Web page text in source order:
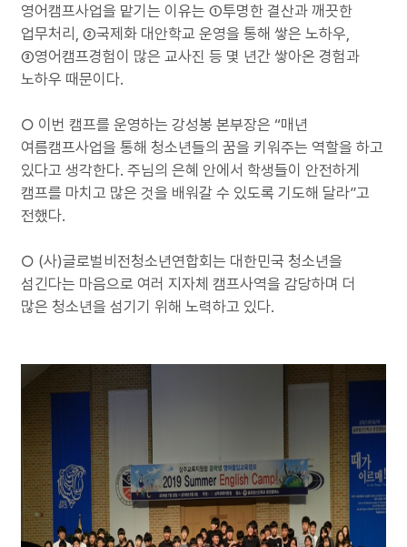
영어캠프사업을 맡기는 이유는 ①투명한 결산과 깨끗한
업무처리, ②국제화 대안학교 운영을 통해 쌓은 노하우,
③영어캠프경험이 많은 교사진 등 몇 년간 쌓아온 경험과
노하우 때문이다.
○ 이번 캠프를 운영하는 강성봉 본부장은 “매년
여름캠프사업을 통해 청소년들의 꿈을 키워주는 역할을 하고
있다고 생각한다. 주님의 은혜 안에서 학생들이 안전하게
캠프를 마치고 많은 것을 배워갈 수 있도록 기도해 달라”고
전했다.
○ (사)글로벌비전청소년연합회는 대한민국 청소년을
섬긴다는 마음으로 여러 지자체 캠프사역을 감당하며 더
많은 청소년을 섬기기 위해 노력하고 있다.